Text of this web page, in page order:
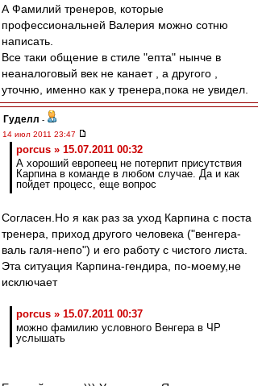
А Фамилий тренеров, которые
профессиональней Валерия можно сотню
написать.
Все таки общение в стиле "епта" нынче в
неаналоговый век не канает , а другого ,
уточню, именно как у тренера,пока не увидел.
Гуделл -
14 июл 2011 23:47
porcus » 15.07.2011 00:32
А хороший европеец не потерпит присутствия
Карпина в команде в любом случае. Да и как
пойдет процесс, еще вопрос
Согласен.Но я как раз за уход Карпина с поста
тренера, приход другого человека ("венгера-
валь галя-непо") и его работу с чистого листа.
Эта ситуация Карпина-гендира, по-моему,не
исключает
porcus » 15.07.2011 00:37
можно фамилию условного Венгера в ЧР
услышать